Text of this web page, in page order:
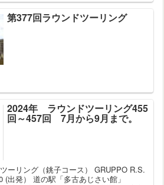
第377回ラウンドツーリング
2024年 ラウンドツーリング455
回～457回 7月から9月まで。
ーリング（銚子コース） GRUPPO R.S.
発） 道の駅「多古あじさい館」